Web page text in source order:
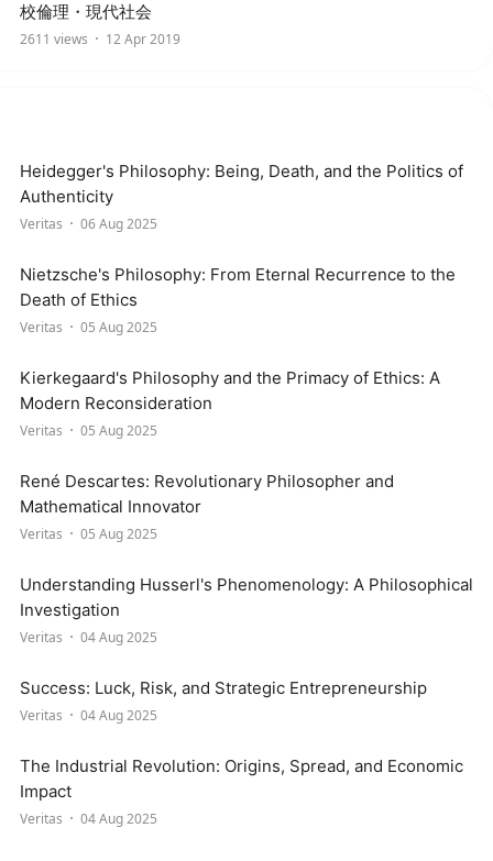
校倫理・現代社会
2611 views 12 Apr 2019
Heidegger's Philosophy: Being, Death, and the Politics of
Authenticity
Veritas 06 Aug 2025
Nietzsche's Philosophy: From Eternal Recurrence to the
Death of Ethics
Veritas 05 Aug 2025
Kierkegaard's Philosophy and the Primacy of Ethics: A
Modern Reconsideration
Veritas 05 Aug 2025
René Descartes: Revolutionary Philosopher and
Mathematical Innovator
Veritas 05 Aug 2025
Understanding Husserl's Phenomenology: A Philosophical
Investigation
Veritas 04 Aug 2025
Success: Luck, Risk, and Strategic Entrepreneurship
Veritas 04 Aug 2025
The Industrial Revolution: Origins, Spread, and Economic
Impact
Veritas 04 Aug 2025